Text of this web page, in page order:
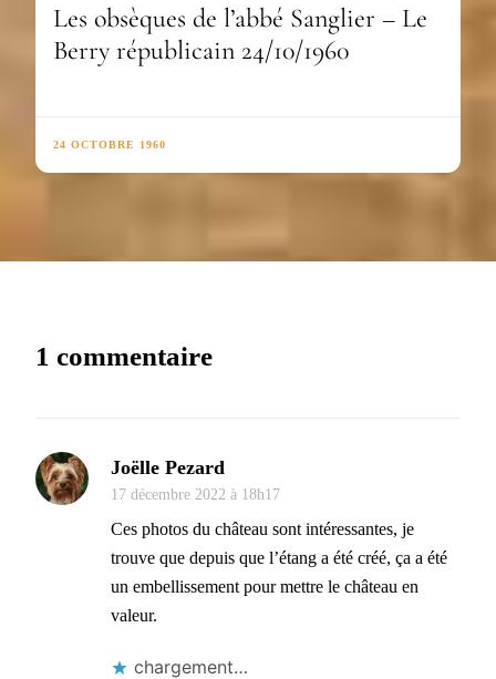
Les obsèques de l’abbé Sanglier – Le
Berry républicain 24/10/1960
24 OCTOBRE 1960
1 commentaire
Joëlle Pezard
17 décembre 2022 à 18h17
Ces photos du château sont intéressantes, je
trouve que depuis que l’étang a été créé, ça a été
un embellissement pour mettre le château en
valeur.
chargement…